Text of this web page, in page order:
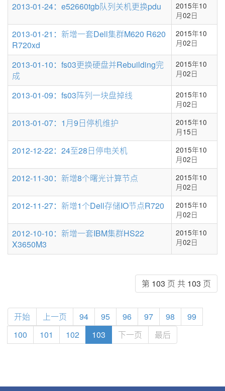
2013-01-24：e52660tgb队列关机更换pdu
2015年10
月02日
2013-01-21：新增一套Dell集群M620 R620
R720xd
2015年10
月02日
2013-01-10：fs03更换硬盘并Rebuilding完
成
2015年10
月02日
2013-01-09：fs03阵列一块盘掉线
2015年10
月02日
2013-01-07：1月9日停机维护
2015年10
月15日
2012-12-22：24至28日停电关机
2015年10
月02日
2012-11-30：新增8个曙光计算节点
2015年10
月02日
2012-11-27：新增1个Dell存储IO节点R720
2015年10
月02日
2012-10-10：新增一套IBM集群HS22
X3650M3
2015年10
月02日
第 103 页 共 103 页
开始 上一页 94 95 96 97 98
99
100
101 102 103 下一页 最后